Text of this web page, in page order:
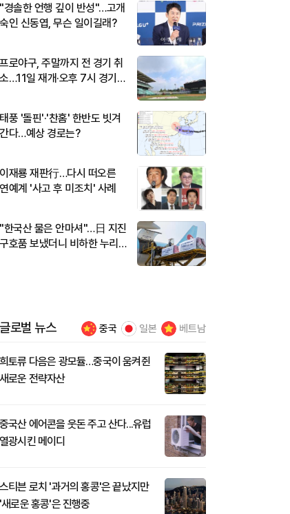
"경솔한 언행 깊이 반성"…고개
숙인 신동엽, 무슨 일이길래?
프로야구, 주말까지 전 경기 취
소…11일 재개·오후 7시 경기
태풍 '돌핀'·'찬홈' 한반도 빗겨
간다…예상 경로는?
이재룡 재판行…다시 떠오른
연예계 '사고 후 미조치' 사례
"한국산 물은 안마셔"…日 지진
구호품 보냈더니 비하한 누리
글로벌 뉴스 중국 일본 베트남
희토류 다음은 광모듈…중국이 움켜쥔
새로운 전략자산
중국산 에어콘을 웃돈 주고 산다...유럽
열광시킨 메이디
스티븐 로치 '과거의 홍콩'은 끝났지만
'새로운 홍콩'은 진행중